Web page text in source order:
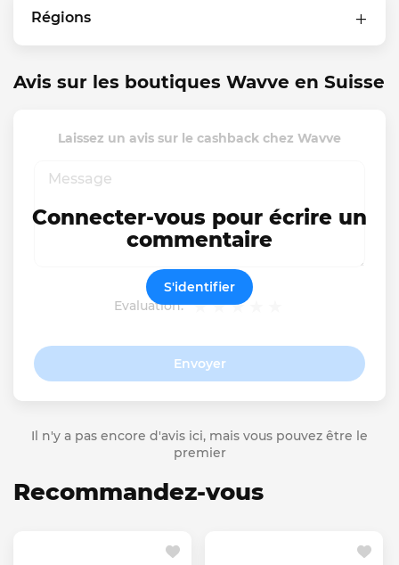
Régions
Avis sur les boutiques Wavve en Suisse
Laissez un avis sur le cashback chez Wavve
Evaluation:
Envoyer
Connecter-vous pour écrire un
commentaire
S'identifier
Il n'y a pas encore d'avis ici, mais vous pouvez être le
premier
Recommandez-vous